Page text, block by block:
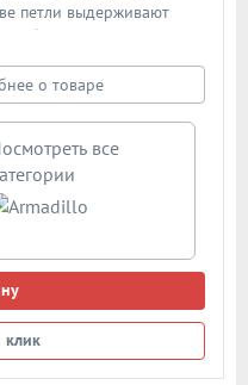
петли выдерживают
любых межкомнатных
описании представлена
о товаре
все
клик